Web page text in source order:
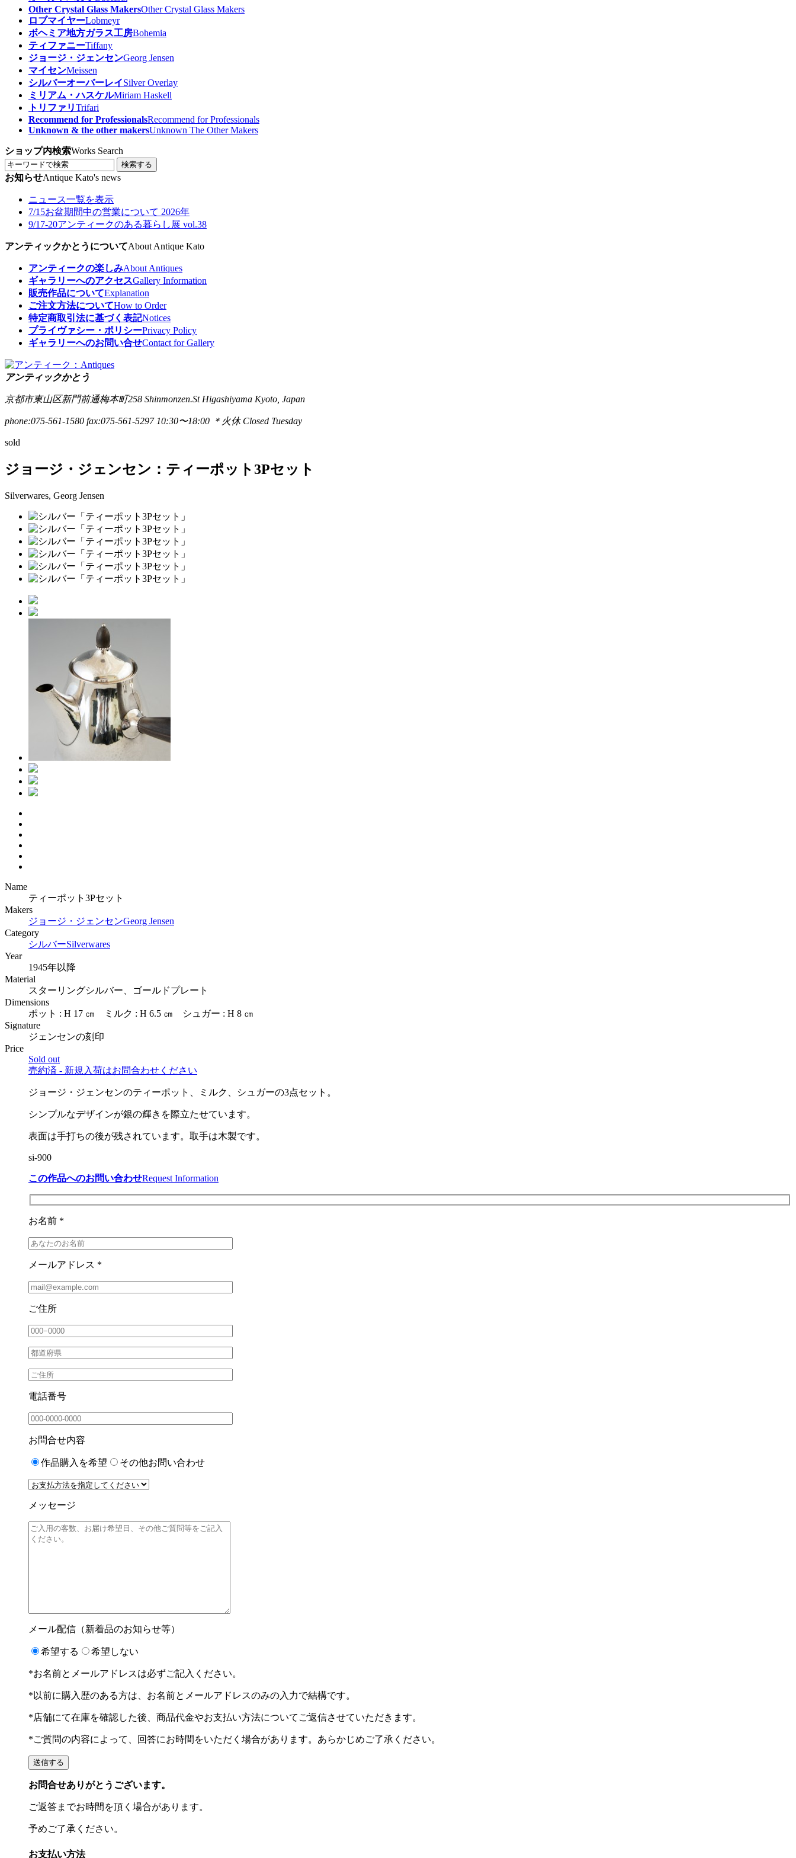
Other Crystal Glass MakersOther Crystal Glass Makers
ロブマイヤーLobmeyr
ボヘミア地方ガラス工房Bohemia
ティファニーTiffany
ジョージ・ジェンセンGeorg Jensen
マイセンMeissen
シルバーオーバーレイSilver Overlay
ミリアム・ハスケルMiriam Haskell
トリファリTrifari
Recommend for ProfessionalsRecommend for Professionals
Unknown & the other makersUnknown The Other Makers
ショップ内検索Works Search
検索する
お知らせAntique Kato's news
ニュース一覧を表示
7/15お盆期間中の営業について 2026年
9/17-20アンティークのある暮らし展 vol.38
アンティックかとうについてAbout Antique Kato
アンティークの楽しみAbout Antiques
ギャラリーへのアクセスGallery Information
販売作品についてExplanation
ご注文方法についてHow to Order
特定商取引法に基づく表記Notices
プライヴァシー・ポリシーPrivacy Policy
ギャラリーへのお問い合せContact for Gallery
アンティックかとう
京都市東山区新門前通梅本町258 Shinmonzen.St Higashiyama Kyoto, Japan
phone:075-561-1580 fax:075-561-5297 10:30〜18:00 ＊火休 Closed Tuesday
sold
ジョージ・ジェンセン：ティーポット3Pセット
Silverwares, Georg Jensen
Name
ティーポット3Pセット
Makers
ジョージ・ジェンセンGeorg Jensen
Category
シルバーSilverwares
Year
1945年以降
Material
スターリングシルバー、ゴールドプレート
Dimensions
ポット : H 17 ㎝ ミルク : H 6.5 ㎝ シュガー : H 8 ㎝
Signature
ジェンセンの刻印
Price
Sold out
売約済 - 新規入荷はお問合わせください
ジョージ・ジェンセンのティーポット、ミルク、シュガーの3点セット。
シンプルなデザインが銀の輝きを際立たせています。
表面は手打ちの後が残されています。取手は木製です。
si-900
この作品へのお問い合わせRequest Information
お名前 *
メールアドレス *
ご住所
電話番号
お問合せ内容
作品購入を希望 その他お問い合わせ
メッセージ
メール配信（新着品のお知らせ等）
希望する 希望しない
*お名前とメールアドレスは必ずご記入ください。
*以前に購入歴のある方は、お名前とメールアドレスのみの入力で結構です。
*店舗にて在庫を確認した後、商品代金やお支払い方法についてご返信させていただきます。
*ご質問の内容によって、回答にお時間をいただく場合があります。あらかじめご了承ください。
お問合せありがとうございます。
ご返答までお時間を頂く場合があります。
予めご了承ください。
お支払い方法